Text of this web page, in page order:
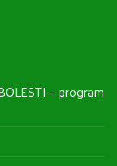
– program